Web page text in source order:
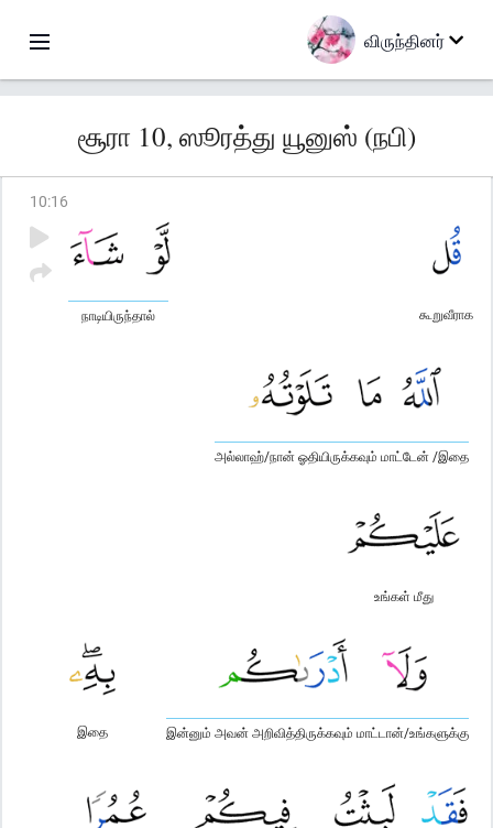
விருந்தினர்
சூரா 10, ஸூரத்து யூனுஸ் (நபி)
10:16
கூறுவீராக
நாடியிருந்தால்
அல்லாஹ்/நான் ஓதியிருக்கவும் மாட்டேன் /இதை
உங்கள் மீது
இன்னும் அவன் அறிவித்திருக்கவும் மாட்டான்/உங்களுக்கு
இதை